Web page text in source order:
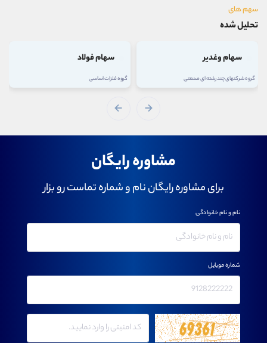
سهم های
تحلیل شده
سهام فولاد
گروه فلزات اساسی
سهام فاسمین
گروه فلزات اساسی
مشاوره رایگان
برای مشاوره رایگان نام و شماره تماست رو بزار
نام و نام خانوادگی
شماره موبایل